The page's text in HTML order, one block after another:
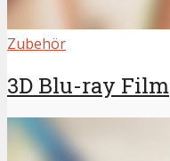
Zubehör
3D Blu-ray Film